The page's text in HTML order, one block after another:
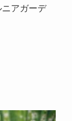
アガーデ